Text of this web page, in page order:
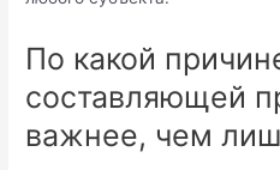
По какой
составляющей
важнее, чем